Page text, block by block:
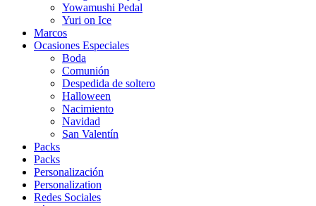
Yowamushi Pedal
Yuri on Ice
Marcos
Ocasiones Especiales
Boda
Comunión
Despedida de soltero
Halloween
Nacimiento
Navidad
San Valentín
Packs
Packs
Personalización
Personalization
Redes Sociales